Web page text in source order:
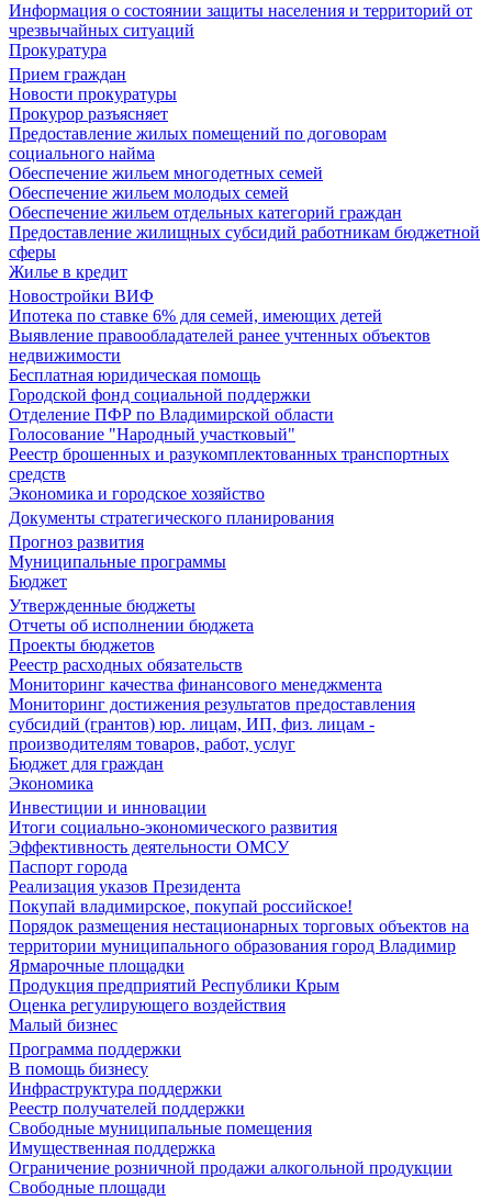
Информация о состоянии защиты населения и территорий от
чрезвычайных ситуаций
Прокуратура
Прием граждан
Новости прокуратуры
Прокурор разъясняет
Предоставление жилых помещений по договорам
социального найма
Обеспечение жильем многодетных семей
Обеспечение жильем молодых семей
Обеспечение жильем отдельных категорий граждан
Предоставление жилищных субсидий работникам бюджетной
сферы
Жилье в кредит
Новостройки ВИФ
Ипотека по ставке 6% для семей, имеющих детей
Выявление правообладателей ранее учтенных объектов
недвижимости
Бесплатная юридическая помощь
Городской фонд социальной поддержки
Отделение ПФР по Владимирской области
Голосование "Народный участковый"
Реестр брошенных и разукомплектованных транспортных
средств
Экономика и городское хозяйство
Документы стратегического планирования
Прогноз развития
Муниципальные программы
Бюджет
Утвержденные бюджеты
Отчеты об исполнении бюджета
Проекты бюджетов
Реестр расходных обязательств
Мониторинг качества финансового менеджмента
Мониторинг достижения результатов предоставления
субсидий (грантов) юр. лицам, ИП, физ. лицам -
производителям товаров, работ, услуг
Бюджет для граждан
Экономика
Инвестиции и инновации
Итоги социально-экономического развития
Эффективность деятельности ОМСУ
Паспорт города
Реализация указов Президента
Покупай владимирское, покупай российское!
Порядок размещения нестационарных торговых объектов на
территории муниципального образования город Владимир
Ярмарочные площадки
Продукция предприятий Республики Крым
Оценка регулирующего воздействия
Малый бизнес
Программа поддержки
В помощь бизнесу
Инфраструктура поддержки
Реестр получателей поддержки
Свободные муниципальные помещения
Имущественная поддержка
Ограничение розничной продажи алкогольной продукции
Свободные площади